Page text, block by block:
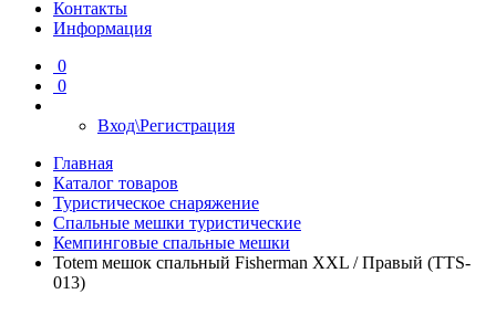
Контакты
Информация
0
0
Вход\Регистрация
Главная
Каталог товаров
Туристическое снаряжение
Спальные мешки туристические
Кемпинговые спальные мешки
Totem мешок спальный Fisherman XXL / Правый (TTS-
013)